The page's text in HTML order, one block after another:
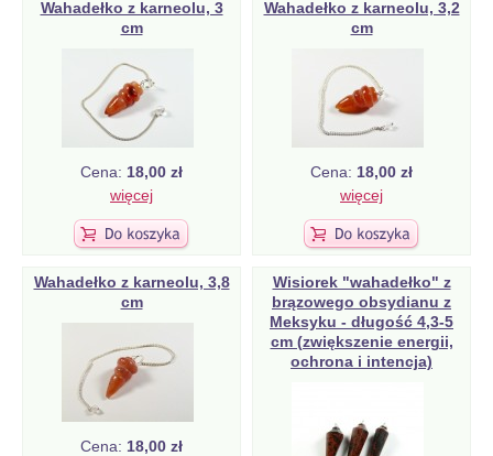
Wahadełko z karneolu, 3
cm
Cena: 18,00 zł
więcej
Wahadełko z karneolu, 3,2
cm
Cena: 18,00 zł
więcej
Wahadełko z karneolu, 3,8
cm
Cena: 18,00 zł
Wisiorek "wahadełko" z
brązowego obsydianu z
Meksyku - długość 4,3-5
cm (zwiększenie energii,
ochrona i intencja)